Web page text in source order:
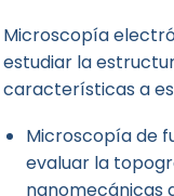
Microscopía
estudiar la
características a
Microscopía de
evaluar la
nanomecánicas